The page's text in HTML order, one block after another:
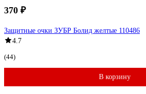
370 ₽
Защитные очки ЗУБР Болид желтые 110486
4.7
(44)
В корзину